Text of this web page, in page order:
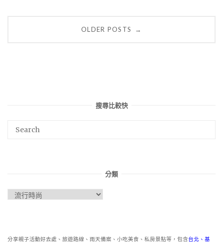
OLDER POSTS →
搜尋比較快
分類
分享親子活動好去處、旅遊路線、雨天備案、小吃美食、私房景點等，包含台北 、 基